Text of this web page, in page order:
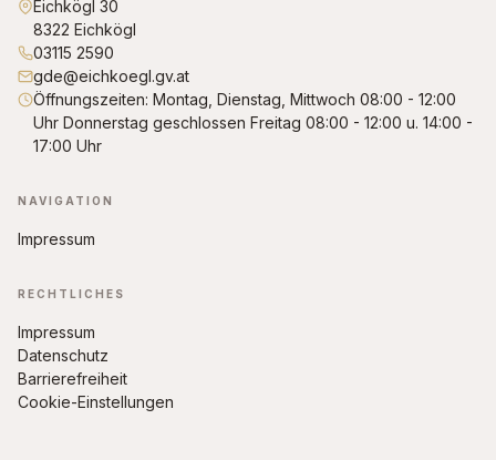
Eichkögl 30
8322 Eichkögl
03115 2590
gde@eichkoegl.gv.at
Öffnungszeiten: Montag, Dienstag, Mittwoch 08:00 - 12:00
Uhr Donnerstag geschlossen Freitag 08:00 - 12:00 u. 14:00 -
17:00 Uhr
NAVIGATION
Impressum
RECHTLICHES
Impressum
Datenschutz
Barrierefreiheit
Cookie-Einstellungen